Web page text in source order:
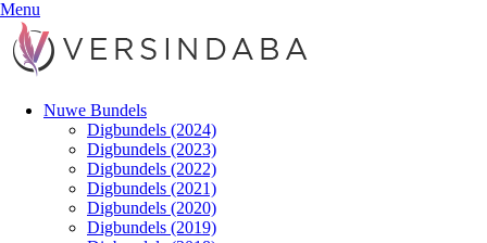
Menu
Nuwe Bundels
Digbundels (2024)
Digbundels (2023)
Digbundels (2022)
Digbundels (2021)
Digbundels (2020)
Digbundels (2019)